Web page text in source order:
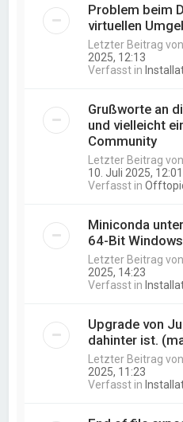
Problem beim
virtuellen
Letzter Beitrag von
2025, 12:13
Verfasst in
Grußworte an
und vielleicht
Community
Letzter Beitrag
10. Juli 2025, 12:01
Verfasst in
Miniconda
64-Bit Windows
Letzter Beitrag
2025, 14:23
Verfasst in
Upgrade von
dahinter ist.
Letzter Beitrag von
2025, 11:23
Verfasst in